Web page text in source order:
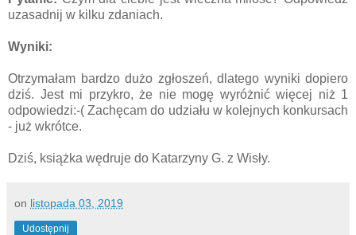
uzasadnij w kilku zdaniach.
Wyniki:
Otrzymałam bardzo dużo zgłoszeń, dlatego wyniki dopiero
dziś. Jest mi przykro, że nie mogę wyróżnić więcej niż 1
odpowiedzi:-( Zachęcam do udziału w kolejnych konkursach
- już wkrótce.
Dziś, książka wędruje do Katarzyny G. z Wisły.
on listopada 03, 2019
Udostępnij